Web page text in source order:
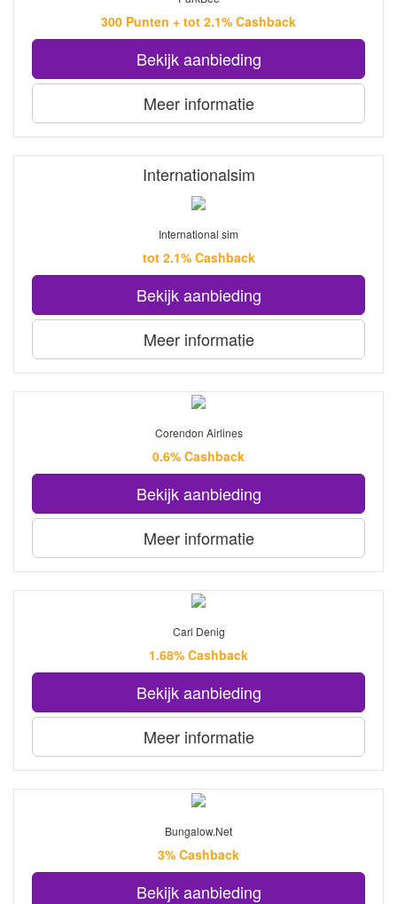
300 Punten + tot 2.1% Cashback
Bekijk aanbieding
Meer informatie
Internationalsim
International sim
tot 2.1% Cashback
Bekijk aanbieding
Meer informatie
Corendon Airlines
0.6% Cashback
Bekijk aanbieding
Meer informatie
Carl Denig
1.68% Cashback
Bekijk aanbieding
Meer informatie
Bungalow.Net
3% Cashback
Bekijk aanbieding